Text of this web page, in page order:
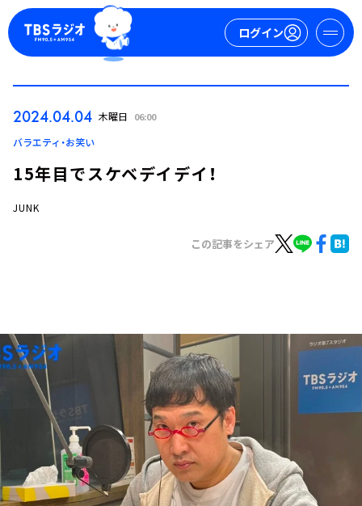
ログイン
ログイン
トピックス
TBS Podcast
イベント・グッズ
YouTube
会社情報
2024.04.04 木曜日 06:00
バラエティ・お笑い
15年目でスケベデイデイ！
JUNK
この記事をシェア